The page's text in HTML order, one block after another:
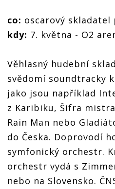
co: oscarový skladatel
kdy: 7. května - O2
Věhlasný hudební
svědomí soundtracky
jako jsou například
z Karibiku, Šifra
Rain Man nebo
do Česka. Doprovodí
symfonický orchestr.
orchestr vydá s
nebo na Slovensko.